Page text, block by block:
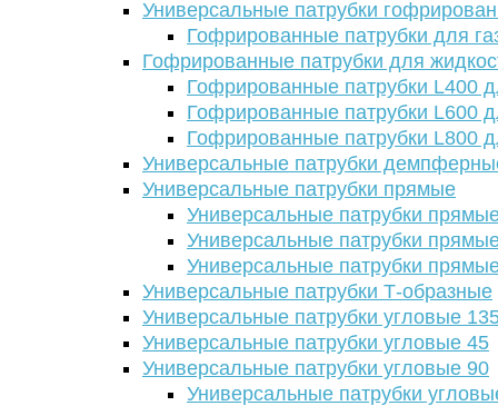
Универсальные патрубки
Гофрированные патрубки для
Гофрированные патрубки для
Гофрированные патрубки L400
Гофрированные патрубки L600
Гофрированные патрубки L800
Универсальные патрубки
Универсальные патрубки прямые
Универсальные патрубки
Универсальные патрубки
Универсальные патрубки
Универсальные патрубки Т-образные
Универсальные патрубки угловые
Универсальные патрубки угловые 45
Универсальные патрубки угловые 90
Универсальные патрубки